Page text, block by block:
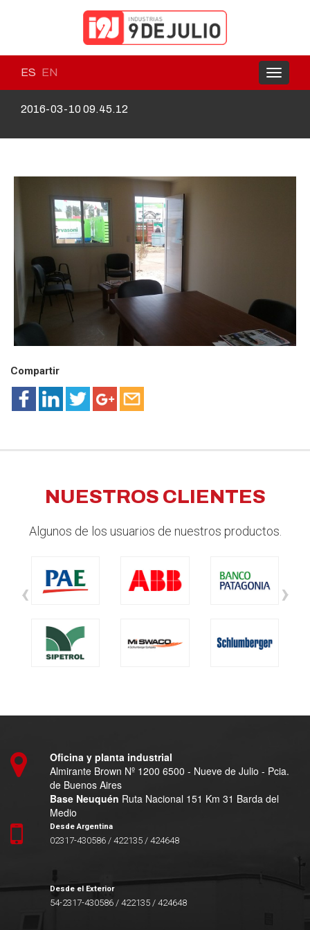
ES EN
Toggle
2016-03-10 09.45.12
Compartir
NUESTROS CLIENTES
Algunos de los usuarios de nuestros productos.
‹ ›
Oficina y planta industrial
Almirante Brown Nº 1200 6500 - Nueve de Julio - Pcia.
de Buenos Aires
Base Neuquén Ruta Nacional 151 Km 31 Barda del
Medio
Desde Argentina
02317-430586 / 422135 / 424648
Desde el Exterior
54-2317-430586 / 422135 / 424648